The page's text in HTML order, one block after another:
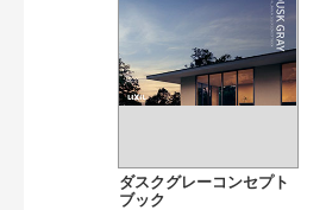
おすすめハッシュタグ
施工イメ
リフォームおすすめ（14）
省エネ住
補助金・優遇制度を知る（2）
カタログ
窓・シャッター（1）
玄関ドア
インテリア建材（6）
ダスクグレーコンセプト
ブック